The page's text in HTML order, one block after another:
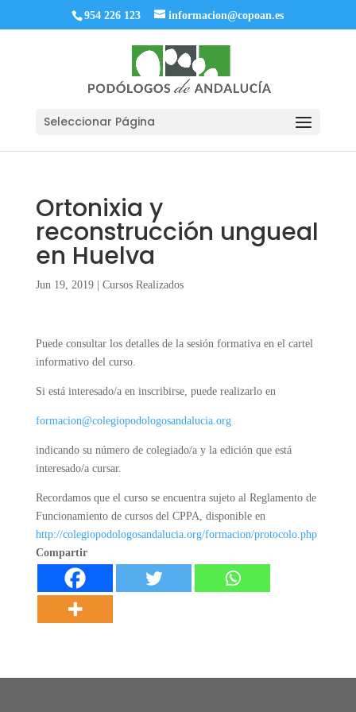
954 226 123 informacion@copoan.es
Seleccionar Página
Ortonixia y
reconstrucción ungueal
en Huelva
Jun 19, 2019| Cursos Realizados
Puede consultar los detalles de la sesión formativa en el cartel
informativo del curso.
Si está interesado/a en inscribirse, puede realizarlo en
formacion@colegiopodologosandalucia.org
indicando su número de colegiado/a y la edición que está
interesado/a cursar.
Recordamos que el curso se encuentra sujeto al Reglamento de
Funcionamiento de cursos del CPPA, disponible en
http://colegiopodologosandalucia.org/formacion/protocolo.php
Compartir